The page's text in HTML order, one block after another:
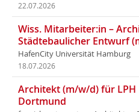
22.07.2026
Wiss. Mitarbeiter:in –
Städtebaulicher Entwurf
HafenCity Universität Hamburg
18.07.2026
Architekt (m/w/d) für LPH
Dortmund